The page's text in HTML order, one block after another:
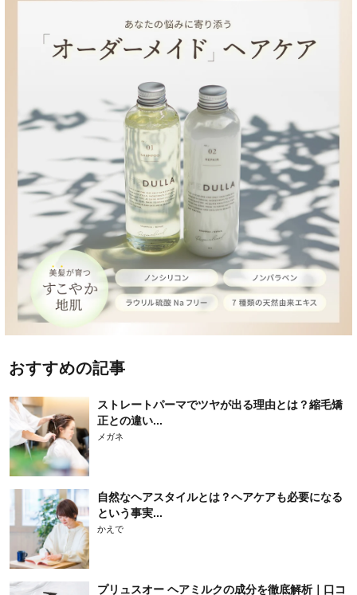
おすすめの記事
ストレートパーマでツヤが出る理由とは？縮毛矯
正との違い...
メガネ
自然なヘアスタイルとは？ヘアケアも必要になる
という事実...
かえで
プリュスオー ヘアミルクの成分を徹底解析｜口コ